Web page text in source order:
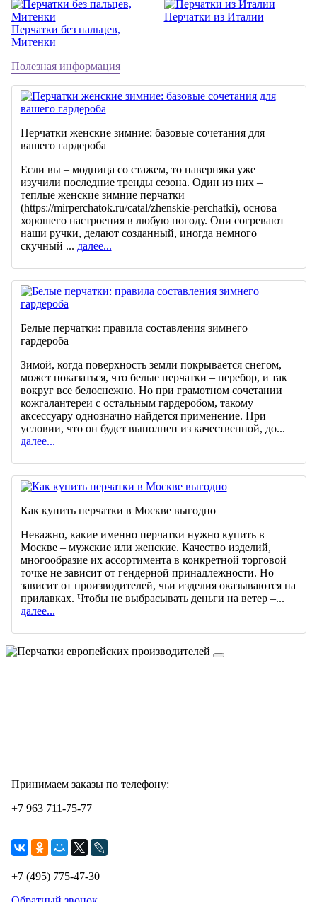
Перчатки без пальцев,
Митенки
Перчатки из Италии
Полезная информация
Перчатки женские зимние: базовые сочетания для
вашего гардероба
Если вы – модница со стажем, то наверняка уже
изучили последние тренды сезона. Один из них –
теплые женские зимние перчатки
(https://mirperchatok.ru/catal/zhenskie-perchatki), основа
хорошего настроения в любую погоду. Они согревают
наши ручки, делают созданный, иногда немного
скучный ... далее...
Белые перчатки: правила составления зимнего
гардероба
Зимой, когда поверхность земли покрывается снегом,
может показаться, что белые перчатки – перебор, и так
вокруг все белоснежно. Но при грамотном сочетании
кожгалантереи с остальным гардеробом, такому
аксессуару однозначно найдется применение. При
условии, что он будет выполнен из качественной, до...
далее...
Как купить перчатки в Москве выгодно
Неважно, какие именно перчатки нужно купить в
Москве – мужские или женские. Качество изделий,
многообразие их ассортимента в конкретной торговой
точке не зависит от гендерной принадлежности. Но
зависит от производителей, чьи изделия оказываются на
прилавках. Чтобы не выбрасывать деньги на ветер –...
далее...
Принимаем заказы по телефону:
+7 963 711-75-77
+7 (495) 775-47-30